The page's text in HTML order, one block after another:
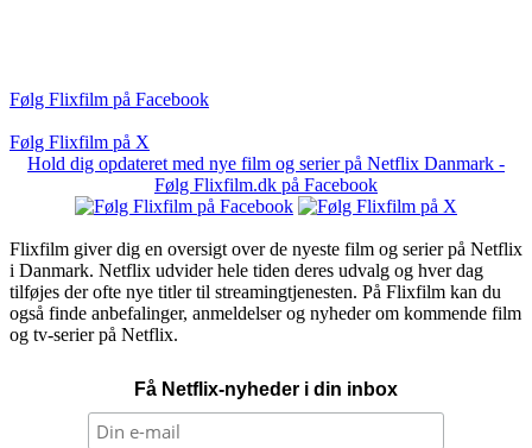
Følg Flixfilm på Facebook
Følg Flixfilm på X
Hold dig opdateret med nye film og serier på Netflix Danmark -
Følg Flixfilm.dk på Facebook
Flixfilm giver dig en oversigt over de nyeste film og serier på Netflix
i Danmark. Netflix udvider hele tiden deres udvalg og hver dag
tilføjes der ofte nye titler til streamingtjenesten. På Flixfilm kan du
også finde anbefalinger, anmeldelser og nyheder om kommende film
og tv-serier på Netflix.
Få Netflix-nyheder i din inbox